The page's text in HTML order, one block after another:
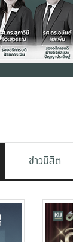
ข่าวนิสิต